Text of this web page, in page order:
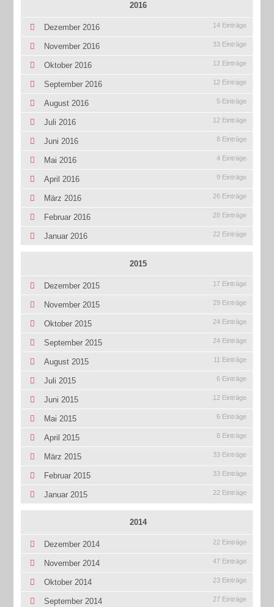
2016
Dezember 2016 14 Einträge
November 2016 33 Einträge
Oktober 2016 12 Einträge
September 2016 12 Einträge
August 2016 5 Einträge
Juli 2016 12 Einträge
Juni 2016 8 Einträge
Mai 2016 4 Einträge
April 2016 9 Einträge
März 2016 26 Einträge
Februar 2016 28 Einträge
Januar 2016 22 Einträge
2015
Dezember 2015 17 Einträge
November 2015 29 Einträge
Oktober 2015 24 Einträge
September 2015 24 Einträge
August 2015 11 Einträge
Juli 2015 6 Einträge
Juni 2015 12 Einträge
Mai 2015 6 Einträge
April 2015 8 Einträge
März 2015 33 Einträge
Februar 2015 33 Einträge
Januar 2015 22 Einträge
2014
Dezember 2014 22 Einträge
November 2014 47 Einträge
Oktober 2014 23 Einträge
September 2014 27 Einträge